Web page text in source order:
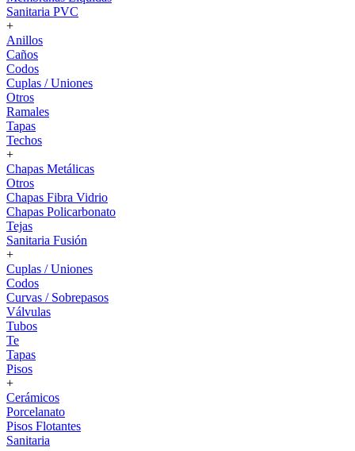
Sanitaria PVC
+
Anillos
Caños
Codos
Cuplas / Uniones
Otros
Ramales
Tapas
Techos
+
Chapas Metálicas
Otros
Chapas Fibra Vidrio
Chapas Policarbonato
Tejas
Sanitaria Fusión
+
Cuplas / Uniones
Codos
Curvas / Sobrepasos
Válvulas
Tubos
Te
Tapas
Pisos
+
Cerámicos
Porcelanato
Pisos Flotantes
Sanitaria